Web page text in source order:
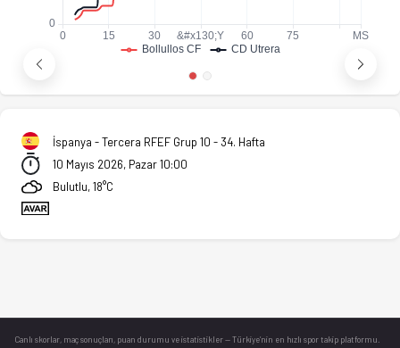
İspanya - Tercera RFEF Grup 10 - 34. Hafta
10 Mayıs 2026, Pazar 10:00
Bulutlu, 18°C
Canlı skorlar , maç sonuçları, puan durumu ve istatistikler — Türkiye’nin en hızlı spor takip platformu.